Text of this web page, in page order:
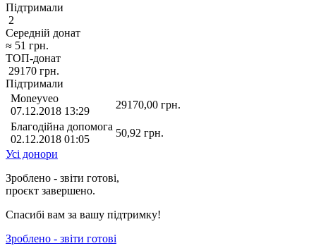
Підтримали
2
Середній донат
≈ 51 грн.
ТОП-донат
29170 грн.
Підтримали
Moneyveo
07.12.2018 13:29
29170,00 грн.
Благодійна допомога
02.12.2018 01:05
50,92 грн.
Усі донори
Зроблено - звіти готові,
проєкт завершено.
Спасибі вам за вашу підтримку!
Зроблено - звіти готові